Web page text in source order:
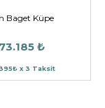
Baget Küpe
73.185 ₺
x 3 Taksit